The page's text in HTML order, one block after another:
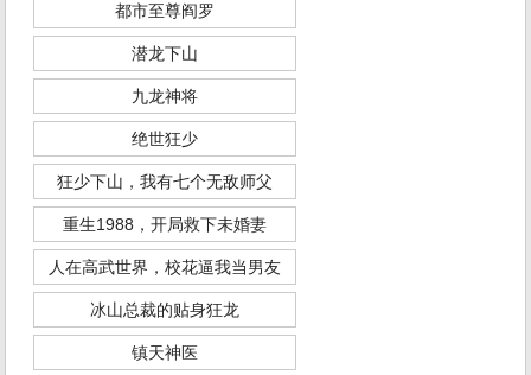
都市至尊阎罗
潜龙下山
九龙神将
绝世狂少
狂少下山，我有七个无敌师父
重生1988，开局救下未婚妻
人在高武世界，校花逼我当男友
冰山总裁的贴身狂龙
镇天神医